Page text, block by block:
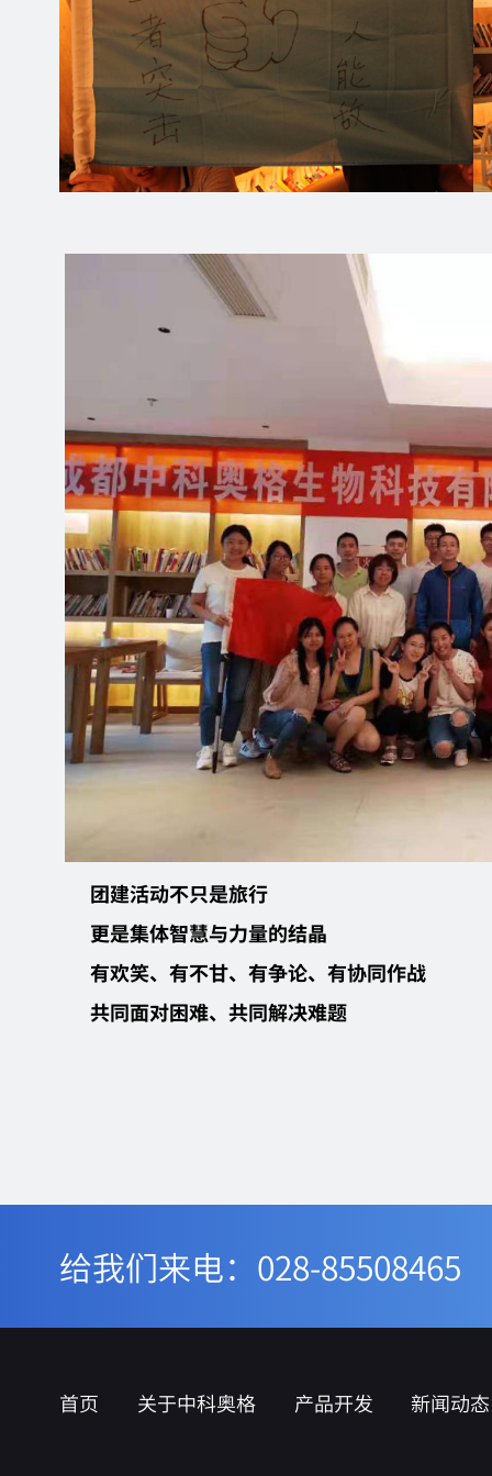
团建活动不只是旅行
更是集体智慧与力量的结晶
有欢笑、有不甘、有争论、有协同作战
共同面对困难、共同解决难题
给我们来电：028-85508465
首页 关于中科奥格 产品开发 新闻动态